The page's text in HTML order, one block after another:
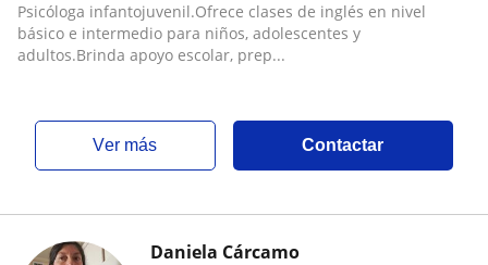
Psicóloga infantojuvenil.Ofrece clases de inglés en nivel
básico e intermedio para niños, adolescentes y
adultos.Brinda apoyo escolar, prep...
ver más Contactar
Daniela Cárcamo